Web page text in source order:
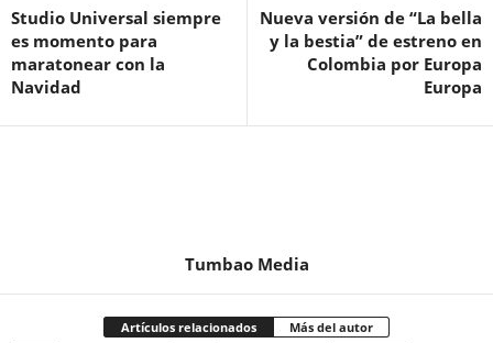
Studio Universal siempre
es momento para
maratonear con la
Navidad
Nueva versión de “La bella
y la bestia” de estreno en
Colombia por Europa
Europa
Tumbao Media
Artículos relacionados Más del autor